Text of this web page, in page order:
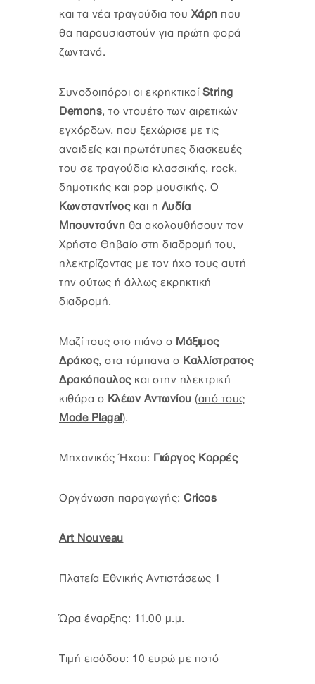
και τα νέα τραγούδια του Χάρη που
θα παρουσιαστούν για πρώτη φορά
ζωντανά.
Συνοδοιπόροι οι εκρηκτικοί String
Demons, το ντουέτο των αιρετικών
εγχόρδων, που ξεχώρισε με τις
αναιδείς και πρωτότυπες διασκευές
του σε τραγούδια κλασσικής, rock,
δημοτικής και pop μουσικής. Ο
Κωνσταντίνοςκαι η Λυδία
Μπουντούνη θα ακολουθήσουν τον
Χρήστο Θηβαίο στη διαδρομή του,
ηλεκτρίζοντας με τον ήχο τους αυτή
την ούτως ή άλλως εκρηκτική
διαδρομή.
Μαζί τους στο πιάνο ο Μάξιμος
Δράκος, στα τύμπανα ο Καλλίστρατος
Δρακόπουλοςκαι στην ηλεκτρική
κιθάρα ο Κλέων Αντωνίου (από τους
Mode Plagal).
Μηχανικός Ήχου: Γιώργος Κορρές
Οργάνωση παραγωγής: Cricos
Art Nouveau
Πλατεία Εθνικής Αντιστάσεως 1
Ώρα έναρξης: 11.00 μ.μ.
Τιμή εισόδου: 10 ευρώ με ποτό